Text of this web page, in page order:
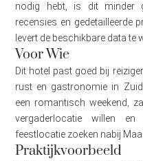
nodig hebt, is dit minder
recensies en gedetailleerde
levert de beschikbare data te
Voor Wie
Dit hotel past goed bij
rust en gastronomie in
een romantisch weekend,
vergaderlocatie willen
feestlocatie zoeken nabij
Praktijkvoorbeeld